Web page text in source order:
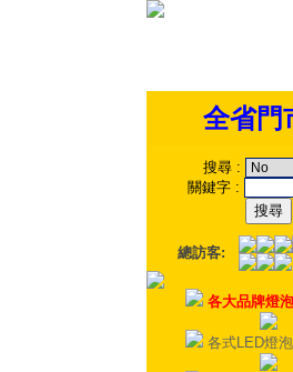
全省門
搜尋 :
關鍵字 :
總訪客:
各大品牌燈
各式LED燈